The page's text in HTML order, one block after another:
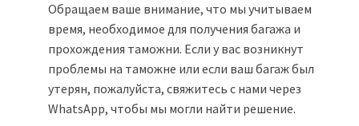
Обращаем ваше внимание, что мы учитываем
время, необходимое для получения багажа и
прохождения таможни. Если у вас возникнут
проблемы на таможне или если ваш багаж был
утерян, пожалуйста, свяжитесь с нами через
WhatsApp, чтобы мы могли найти решение.